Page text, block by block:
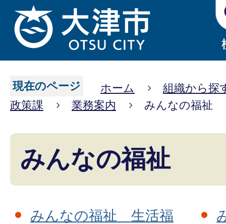
現在のページ ホーム
組織から探
政策課
業務案内 みんなの福祉
みんなの福祉
みんなの福祉 生活福